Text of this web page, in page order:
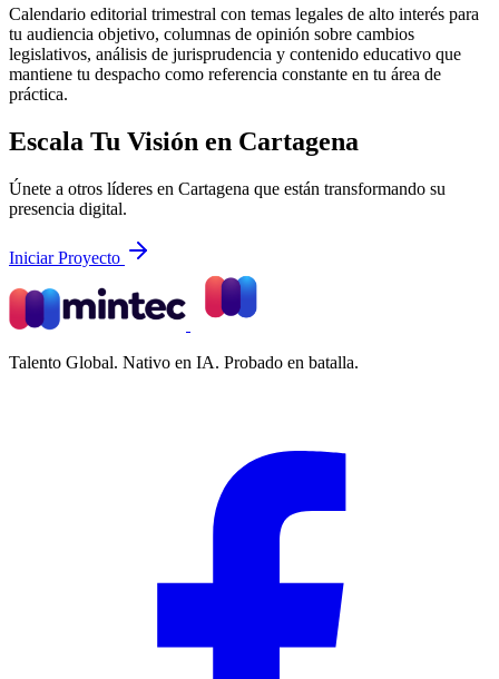
Calendario editorial trimestral con temas legales de alto interés para
tu audiencia objetivo, columnas de opinión sobre cambios
legislativos, análisis de jurisprudencia y contenido educativo que
mantiene tu despacho como referencia constante en tu área de
práctica.
Escala Tu Visión en Cartagena
Únete a otros líderes en Cartagena que están transformando su
presencia digital.
Iniciar Proyecto
Talento Global. Nativo en IA. Probado en batalla.